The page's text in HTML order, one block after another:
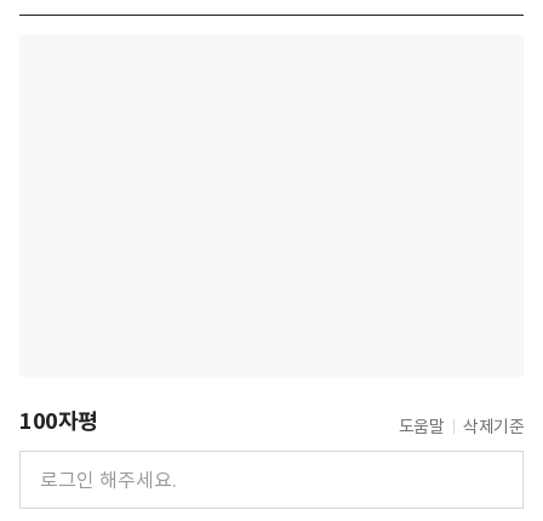
100자평 도움말 삭제기준